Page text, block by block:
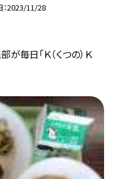
2023/11/28
毎日「Ｋ（くつの）Ｋ